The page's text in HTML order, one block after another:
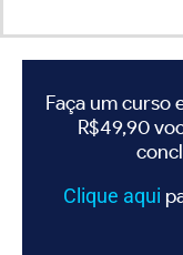
Faça um curso
R$49,90
Clique aqui